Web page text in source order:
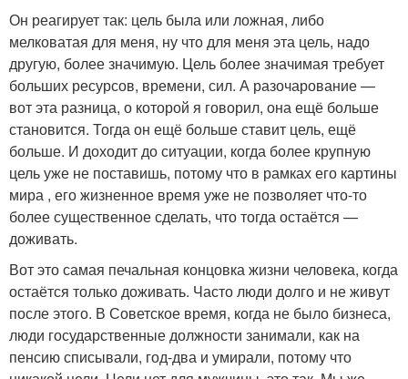
Он реагирует так: цель была или ложная, либо
мелковатая для меня, ну что для меня эта цель, надо
другую, более значимую. Цель более значимая требует
больших ресурсов, времени, сил. А разочарование —
вот эта разница, о которой я говорил, она ещё больше
становится. Тогда он ещё больше ставит цель, ещё
больше. И доходит до ситуации, когда более крупную
цель уже не поставишь, потому что в рамках его картины
мира , его жизненное время уже не позволяет что-то
более существенное сделать, что тогда остаётся —
доживать.
Вот это самая печальная концовка жизни человека, когда
остаётся только доживать. Часто люди долго и не живут
после этого. В Советское время, когда не было бизнеса,
люди государственные должности занимали, как на
пенсию списывали, год-два и умирали, потому что